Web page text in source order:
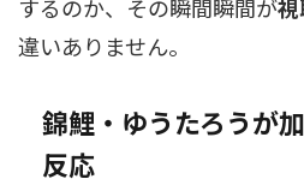
するのか、その瞬間瞬間が
違いありません。
錦鯉・ゆうたろうが
反応